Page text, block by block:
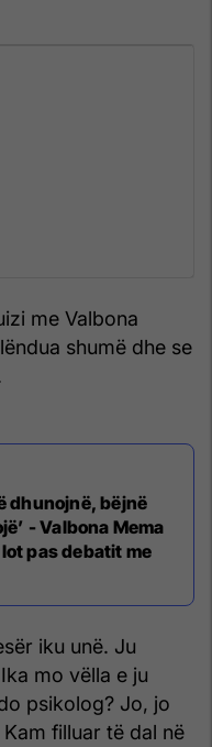
me Valbona
shumë dhe se
dhunojnë, bëjnë
- Valbona Mema
pas debatit me
iku unë. Ju
mo vëlla e ju
psikolog? Jo, jo
filluar të dal në